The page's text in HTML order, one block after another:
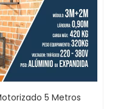
5 Metros